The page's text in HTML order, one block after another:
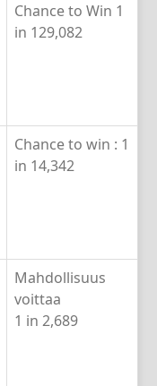
Chance to Win 1
in 129,082
Chance to win : 1
in 14,342
Mahdollisuus
voittaa
1 in 2,689